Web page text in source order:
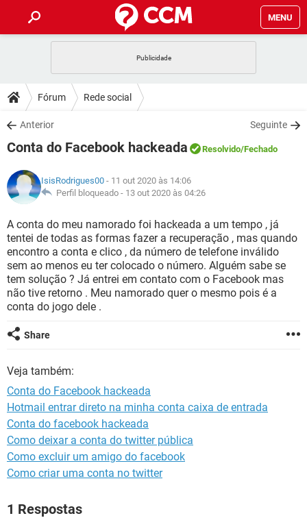
MENU
CELULAR
OUTLOOK
INSTAGRAM GMAIL
GUIA DE COMPRAS
DICAS
JOGOS
INSTAGRAM GMAIL
GUIA DE COMPRAS
DOWNLOADS
JOGOS WHATSAPP
CELULAR
OUTLOOK EXCEL
INSTAGRAM GMAIL
GUIA DE COMPRAS
JOGOS WHATSAPP
CELULAR
OUTLOOK EXCEL
INSTAGRAM GMAIL
GUIA DE COMPRAS
GLOSSÁRIO
WHATSAPP
CELULAR FACEBOOK
OUTLOOK EXCEL
INSTAGRAM
GUIA DE COMPRAS
Fórum Rede social
Anterior Seguinte
Conta do Facebook hackeada Resolvido/Fechado
IsisRodrigues00 - 11 out 2020 às 14:06
Perfil bloqueado - 13 out 2020 às 04:26
A conta do meu namorado foi hackeada a um tempo , já
tentei de todas as formas fazer a recuperação , mas quando
encontro a conta e clico , da número de telefone inválido
sem ao menos eu ter colocado o número. Alguém sabe se
tem solução ? Já entrei em contato com o Facebook mas
não tive retorno . Meu namorado quer o mesmo pois é a
conta do jogo dele .
Share
Veja também:
Conta do Facebook hackeada
Hotmail entrar direto na minha conta caixa de entrada
Conta do facebook hackeada
Como deixar a conta do twitter pública
Como excluir um amigo do facebook
Como criar uma conta no twitter
1 Respostas